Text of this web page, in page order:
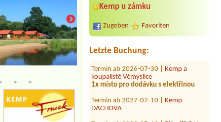
Kemp u zámku
Zugeben Favoriten
Letzte Buchung:
m), Stromanschluss, 2 Erwachsene
Termin ab 2026-08-25 |Kemp Krmítko
1x VW-Bus, KEIN Strom, 2
Termin ab 2026-07-30 |
1x místo pro dodávku s elektřinou
Termin ab 2027-07-10 |Kemp
Termin ab 2026-08-13 |